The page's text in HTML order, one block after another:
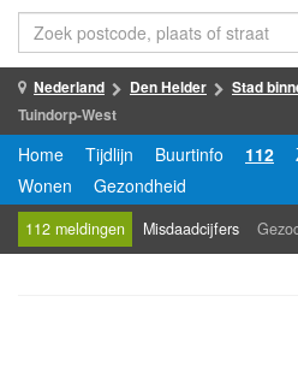
Nederland Den Helder
Stad
Tuindorp-West
Home Tijdlijn Buurtinfo 112
Wonen
Gezondheid
112 meldingen Misdaadcijfers